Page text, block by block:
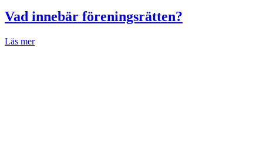
Vad innebär föreningsrätten?
Läs mer